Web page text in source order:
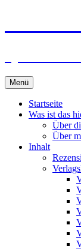
Menü
Startseite
Was ist das
Über
Über
Inhalt